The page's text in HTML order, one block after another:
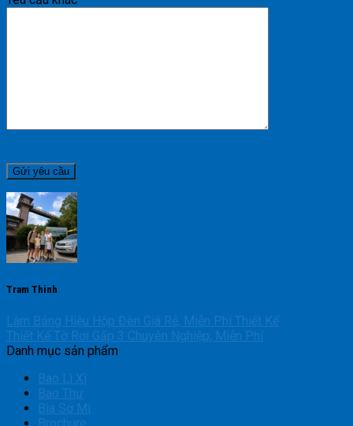
Tram Thinh
Làm Bảng Hiệu Hộp Đèn Giá Rẻ, Miễn Phí Thiết Kế
Thiết Kế Tờ Rơi Gấp 3 Chuyên Nghiệp, Miễn Phí
Danh mục sản phẩm
Bao Lì Xì
Bao Thư
Bìa Sơ Mi
Brochure